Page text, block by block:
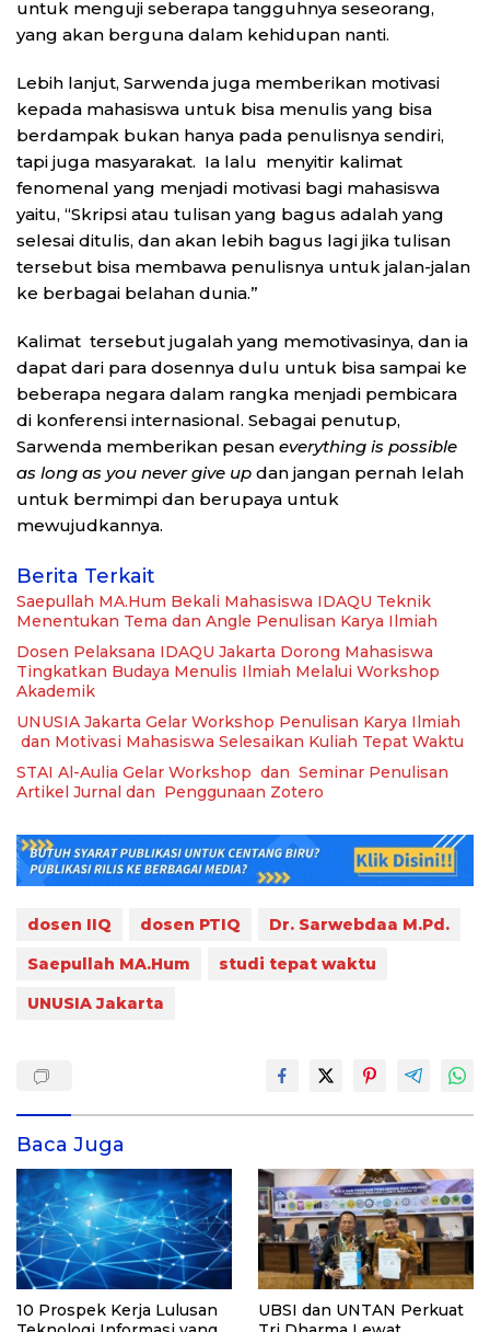
untuk menguji seberapa tangguhnya seseorang,
yang akan berguna dalam kehidupan nanti.
Lebih lanjut, Sarwenda juga memberikan motivasi
kepada mahasiswa untuk bisa menulis yang bisa
berdampak bukan hanya pada penulisnya sendiri,
tapi juga masyarakat. Ia lalu menyitir kalimat
fenomenal yang menjadi motivasi bagi mahasiswa
yaitu, “Skripsi atau tulisan yang bagus adalah yang
selesai ditulis, dan akan lebih bagus lagi jika tulisan
tersebut bisa membawa penulisnya untuk jalan-jalan
ke berbagai belahan dunia.”
Kalimat tersebut jugalah yang memotivasinya, dan ia
dapat dari para dosennya dulu untuk bisa sampai ke
beberapa negara dalam rangka menjadi pembicara
di konferensi internasional. Sebagai penutup,
Sarwenda memberikan pesan everything is possible
as long as you never give up dan jangan pernah lelah
untuk bermimpi dan berupaya untuk
mewujudkannya.
Berita Terkait
Saepullah MA.Hum Bekali Mahasiswa IDAQU Teknik
Menentukan Tema dan Angle Penulisan Karya Ilmiah
Dosen Pelaksana IDAQU Jakarta Dorong Mahasiswa
Tingkatkan Budaya Menulis Ilmiah Melalui Workshop
Akademik
UNUSIA Jakarta Gelar Workshop Penulisan Karya Ilmiah
dan Motivasi Mahasiswa Selesaikan Kuliah Tepat Waktu
STAI Al-Aulia Gelar Workshop dan Seminar Penulisan
Artikel Jurnal dan Penggunaan Zotero
dosen IIQ dosen PTIQ
Dr. Sarwebdaa M.Pd.
Saepullah MA.Hum
studi tepat waktu
UNUSIA Jakarta
Baca Juga
10 Prospek Kerja Lulusan
UBSI dan UNTAN Perkuat